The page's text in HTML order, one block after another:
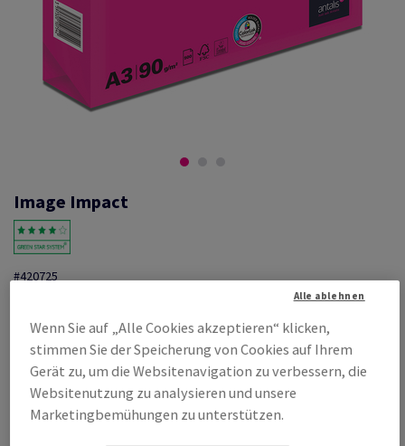
Image Impact
#420725
Image, Impact, weiss, Kopierpapier, holzfrei ECF, 90g/m2, 420mm x
297mm, A3, BB, Paket zu 500 Bogen/Blatt, FSC Mix Credit
Produktinformation
Produkt weiterempfehlen
Listenpreis
€ 50,43 56,12% Rabatt
möglich ab
Wenn Sie auf „Alle Cookies akzeptieren“ klicken,
stimmen Sie der Speicherung von Cookies auf Ihrem
Gerät zu, um die Websitenavigation zu verbessern, die
Websitenutzung zu analysieren und unsere
Marketingbemühungen zu unterstützen.
Alle ablehnen